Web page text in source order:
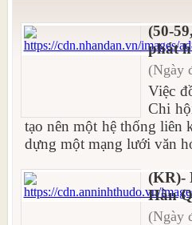
(50-
phát
(Ngày
Việc
Chi
tạo nên một hệ thống liên
dựng một mạng lưới văn
(KR)-
Hàn
(Ngày